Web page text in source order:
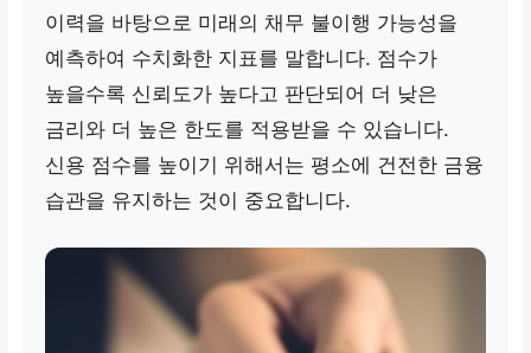
이력을 바탕으로 미래의 채무 불이행 가능성을
예측하여 수치화한 지표를 말합니다. 점수가
높을수록 신뢰도가 높다고 판단되어 더 낮은
금리와 더 높은 한도를 적용받을 수 있습니다.
신용 점수를 높이기 위해서는 평소에 건전한 금융
습관을 유지하는 것이 중요합니다.